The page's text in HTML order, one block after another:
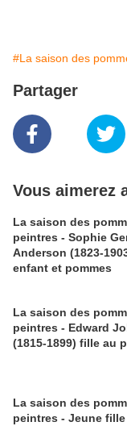
#La saison des
Partager
Vous aimerez
La saison des
peintres - Sophie Gengembre
Anderson (1823-
enfant et pommes
La saison des
peintres - Edward John Cobbett
(1815-1899) fille au
La saison des
peintres - Jeune fille au panier de